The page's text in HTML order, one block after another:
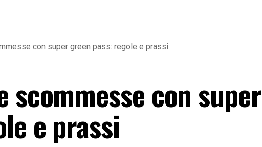
con super green pass: regole e prassi
scommesse con super
e prassi